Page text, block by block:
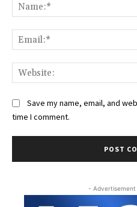
Save my name, email, and
time I comment.
- Advertisement